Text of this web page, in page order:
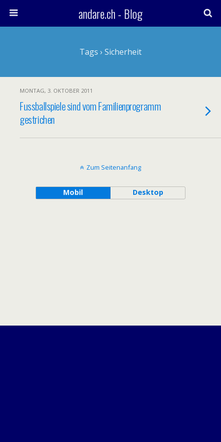
andare.ch - Blog
Tags › Sicherheit
MONTAG, 3. OKTOBER 2011
Fussballspiele sind vom Familienprogramm
gestrichen
Zum Seitenanfang
Mobil Desktop